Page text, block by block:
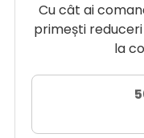
Cu cât ai
primești
la